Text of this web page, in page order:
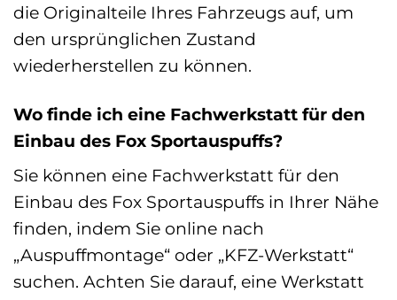
die Originalteile Ihres Fahrzeugs auf, um
den ursprünglichen Zustand
wiederherstellen zu können.
Wo finde ich eine Fachwerkstatt für den
Einbau des Fox Sportauspuffs?
Sie können eine Fachwerkstatt für den
Einbau des Fox Sportauspuffs in Ihrer Nähe
finden, indem Sie online nach
„Auspuffmontage“ oder „KFZ-Werkstatt“
suchen. Achten Sie darauf, eine Werkstatt